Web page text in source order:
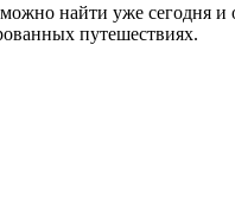
найти уже сегодня и
путешествиях.